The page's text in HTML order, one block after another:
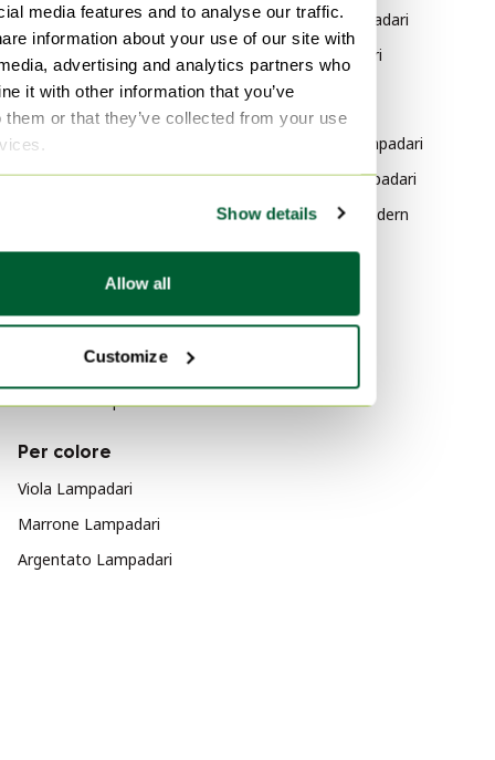
media features and to analyse our traffic.
information about your use of our site with
advertising and analytics partners who
it with other information that you’ve
them or that they’ve collected from your use
Show details
Allow all
Customize
Peill & Putzler Lampade da
tavolo
Peill & Putzler Applique
Peill & Putzler Illuminazione
Peill & Putzler Lampade da
terra
Kinkeldey Lampadari
Oluce Lampadari
Scandinavo Lampadari
Space Age Lampadari
Mid Century Modern
Per materiale
Ferro Lampadari
Rame Lampadari
Cristallo Lampadari
Per colore
Viola Lampadari
Marrone Lampadari
Argentato Lampadari